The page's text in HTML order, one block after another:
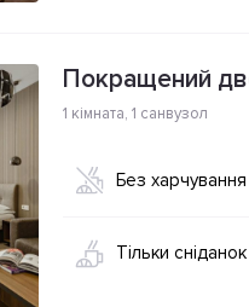
Покращений
1 кімната, 1 санвузол
Без харчування
Тільки сніданок